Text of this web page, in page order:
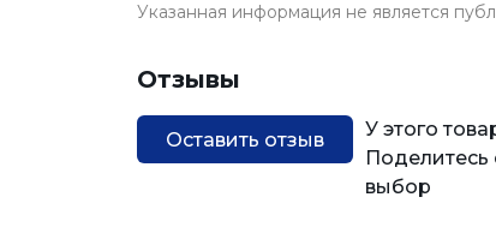
Указанная информация не является
Отзывы
Оставить отзыв
У этого
Поделитесь
выбор